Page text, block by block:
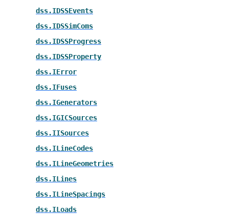
dss.IDSSEvents
dss.IDSSimComs
dss.IDSSProgress
dss.IDSSProperty
dss.IError
dss.IFuses
dss.IGenerators
dss.IGICSources
dss.IISources
dss.ILineCodes
dss.ILineGeometries
dss.ILines
dss.ILineSpacings
dss.ILoads